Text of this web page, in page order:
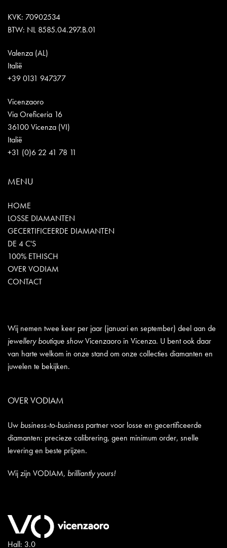
KVK: 70902534
BTW: NL 8585.04.297.B.01
Valenza (AL)
Italië
+39 0131 947377
Vicenzaoro
Via Oreficeria 16
36100 Vicenza (VI)
Italië
+31 (0)6 22 41 78 11
MENU
HOME
LOSSE DIAMANTEN
GECERTIFICEERDE DIAMANTEN
DE 4 C'S
100% ETHISCH
OVER VODIAM
CONTACT
Wij nemen twee keer per jaar (januari en september) deel aan de
jewellery boutique showVicenzaoro in Vicenza. U bent ook daar
van harte welkom in onze stand om onze collecties diamanten en
juwelen te bekijken.
OVER VODIAM
Uw business-to-business partner voor losse en gecertificeerde
diamanten: precieze calibrering, geen minimum order, snelle
levering en beste prijzen.
Wij zijn VODIAM, brilliantly yours!
Hall: 3.0